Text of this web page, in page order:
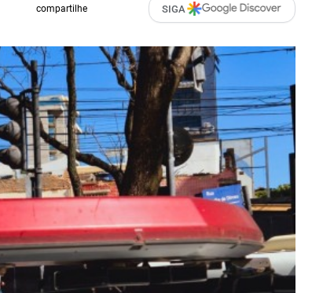
compartilhe SIGA